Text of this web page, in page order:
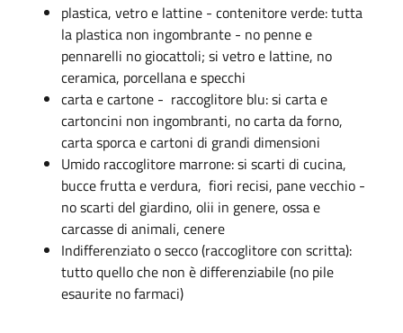
plastica, vetro e lattine - contenitore verde: tutta
la plastica non ingombrante - no penne e
pennarelli no giocattoli; si vetro e lattine, no
ceramica, porcellana e specchi
carta e cartone - raccoglitore blu: si carta e
cartoncini non ingombranti, no carta da forno,
carta sporca e cartoni di grandi dimensioni
Umido raccoglitore marrone: si scarti di cucina,
bucce frutta e verdura, fiori recisi, pane vecchio -
no scarti del giardino, olii in genere, ossa e
carcasse di animali, cenere
Indifferenziato o secco (raccoglitore con scritta):
tutto quello che non è differenziabile (no pile
esaurite no farmaci)